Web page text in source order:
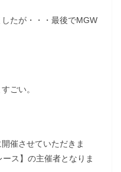
たが・・・最後でMGW
ごい。
催させていただきま
ス】の主催者となりま